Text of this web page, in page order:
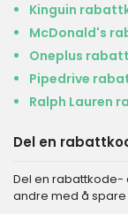
Kinguin
McDonald's
Oneplus
Pipedrive
Ralph Lauren
Del en
Del en rabattkode-
andre med å